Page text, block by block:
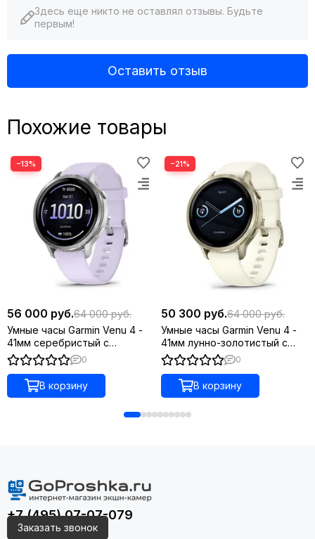
С МЕТАЛЛИЧЕСКИМ ДИЗАЙНОМ
ЯРКИЙ СВЕТОДИОДНЫЙ ФОНАРИК
РЕГИСТРИРУЙТЕ СВОЙ ОБРАЗ ЖИЗНИ
Здесь еще никто не оставлял отзывы. Будьте
первым!
Оставить отзыв
Похожие товары
−13%
56 000 руб.64 000 руб.
Умные часы Garmin Venu 4 -
41мм серебристый с
сиренево-голубым
ремешком
0
В корзину
−21%
50 300 руб.64 000 руб.
Умные часы Garmin Venu 4 -
41мм лунно-золотистый с
силиконовым ремешком
цвета слоновой кости
0
В корзину
+7 (495) 07-07-079
Заказать звонок